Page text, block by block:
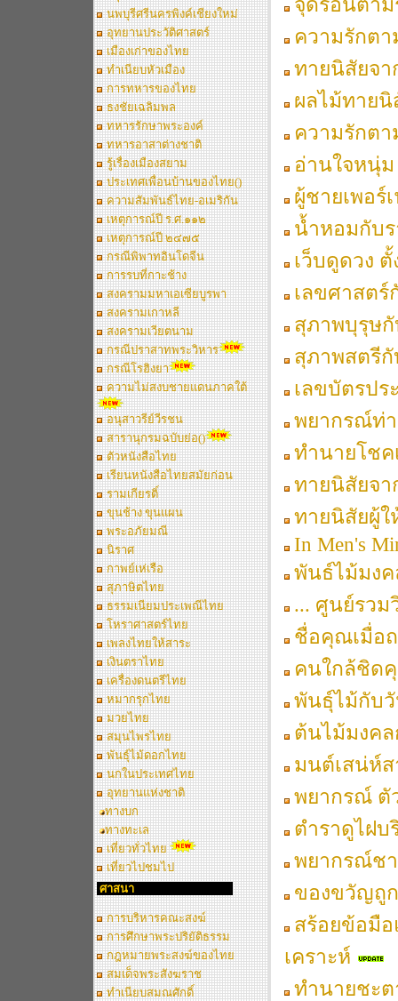
นพบุรีศรีนครพิงค์เชียงใหม่
อุทยานประวัติศาสตร์
เมืองเก่าของไทย
ทำเนียบหัวเมือง
การทหารของไทย
ธงชัยเฉลิมพล
ทหารรักษาพระองค์
ทหารอาสาต่างชาติ
รู้เรื่องเมืองสยาม
ประเทศเพื่อนบ้านของไทย()
ความสัมพันธ์ไทย-อเมริกัน
เหตุการณ์ปี ร.ศ.๑๑๒
เหตุการณ์ปี ๒๔๗๕
กรณีพิพาทอินโดจีน
การรบที่กาะช้าง
สงครามมหาเอเซียบูรพา
สงครามเกาหลี
สงครามเวียตนาม
กรณีปราสาทพระวิหาร
กรณีโรฮิงยา
ความไม่สงบชายแดนภาคใต้
อนุสาวรีย์วีรชน
สารานุกรมฉบับย่อ()
ตัวหนังสือไทย
เรียนหนังสือไทยสมัยก่อน
รามเกียรติ์
ขุนช้าง ขุนแผน
พระอภัยมณี
นิราศ
กาพย์เห่เรือ
สุภาษิตไทย
ธรรมเนียมประเพณีไทย
โหราศาสตร์ไทย
เพลงไทยให้สาระ
เงินตราไทย
เครื่องดนตรีไทย
หมากรุกไทย
มวยไทย
สมุนไพรไทย
พันธุ์ไม้ดอกไทย
นกในประเทศไทย
อุทยานแห่งชาติ
ทางบก
ทางทะเล
เที่ยวทั่วไทย
เที่ยวไปชมไป
ศาสนา
การบริหารคณะสงฆ์
การศึกษาพระปริยัติธรรม
กฎหมายพระสงฆ์ของไทย
สมเด็จพระสังฆราช
ทำเนียบสมณศักดิ์
ความรักตา
ทายนิสัยจา
ผลไม้ทายนิ
ความรักตา
อ่านใจหนุ่ม
ผู้ชายเพอร์
น้ำหอมกับ
เว็บดูดวง
เลขศาสตร์
สุภาพบุรุษกั
สุภาพสตรีกั
เลขบัตรป
พยากรณ์ท่
ทำนายโชค
ทายนิสัยจา
ทายนิสัยผู้
In Men's
พันธ์ไม้มงค
... ศูนย์รว
ชื่อคุณเมื่อ
คนใกล้ชิด
พันธุ์ไม้กับวั
ต้นไม้มงคล
มนต์เสน่ห์
พยากรณ์ ตั
ตำราดูไฝบ
พยากรณ์ช
ของขวัญถู
สร้อยข้อมื
เคราะห์
ทำนายชะต